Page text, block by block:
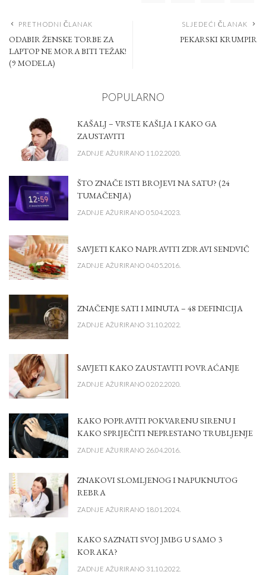
PRETHODNI ČLANAK
ODABIR ŽENSKE TORBE ZA
LAPTOP NE MORA BITI TEŽAK!
(9 MODELA)
SLJEDEĆI ČLANAK
PEKARSKI KRUMPIR
POPULARNO
KAŠALJ – VRSTE KAŠLJA I KAKO GA
ZAUSTAVITI
ZADNJE AŽURIRANO 11.02.2020.
ŠTO ZNAČE ISTI BROJEVI NA SATU? (24
TUMAČENJA)
ZADNJE AŽURIRANO 05.04.2023.
SAVJETI KAKO NAPRAVITI ZDRAVI SENDVIČ
ZADNJE AŽURIRANO 04.05.2016.
ZNAČENJE SATI I MINUTA – 48 DEFINICIJA
ZADNJE AŽURIRANO 31.10.2022.
SAVJETI KAKO ZAUSTAVITI POVRAĆANJE
ZADNJE AŽURIRANO 02.02.2020.
KAKO POPRAVITI POKVARENU SIRENU I
KAKO SPRIJEČITI NEPRESTANO TRUBLJENJE
ZADNJE AŽURIRANO 26.04.2016.
ZNAKOVI SLOMLJENOG I NAPUKNUTOG
REBRA
ZADNJE AŽURIRANO 18.01.2024.
KAKO SAZNATI SVOJ JMBG U SAMO 3
KORAKA?
ZADNJE AŽURIRANO 31.10.2022.